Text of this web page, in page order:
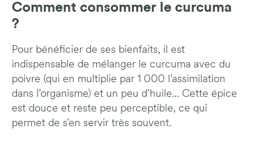
Comment consommer le curcuma
?
Pour bénéficier de ses bienfaits, il est
indispensable de mélanger le curcuma avec du
poivre (qui en multiplie par 1 000 l’assimilation
dans l’organisme) et un peu d’huile... Cette épice
est douce et reste peu perceptible, ce qui
permet de s’en servir très souvent.